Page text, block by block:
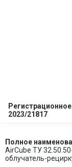
2023/21817
Полное
AirCube ТУ
облучатель-